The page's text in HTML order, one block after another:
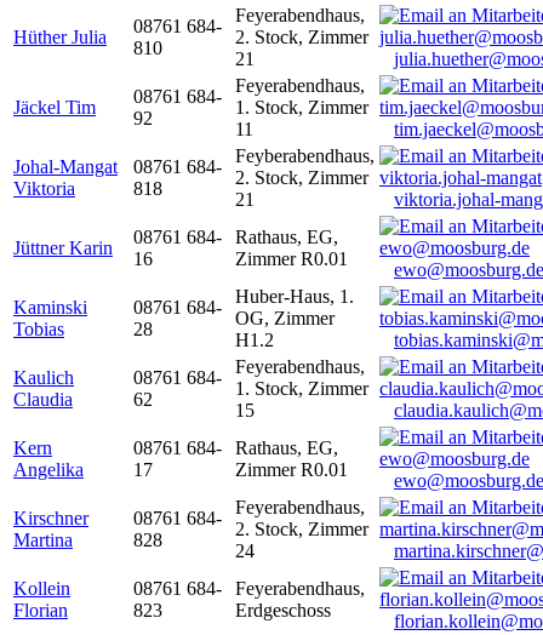
Hüther Julia
08761 684-
810
Feyerabendhaus,
2. Stock, Zimmer
21
Jäckel Tim
08761 684-
92
Feyerabendhaus,
1. Stock, Zimmer
11
Johal-Mangat
Viktoria
08761 684-
818
Feyberabendhaus,
2. Stock, Zimmer
21
viktoria.johal-
Jüttner Karin
08761 684-
16
Rathaus, EG,
Zimmer R0.01
ewo@moosburg.de
Kaminski
Tobias
08761 684-
28
Huber-Haus, 1.
OG, Zimmer
H1.2
Kaulich
Claudia
08761 684-
62
Feyerabendhaus,
1. Stock, Zimmer
15
Kern
Angelika
08761 684-
17
Rathaus, EG,
Zimmer R0.01
ewo@moosburg.de
Kirschner
Martina
08761 684-
828
Feyerabendhaus,
2. Stock, Zimmer
24
Kollein
Florian
08761 684-
823
Feyerabendhaus,
Erdgeschoss